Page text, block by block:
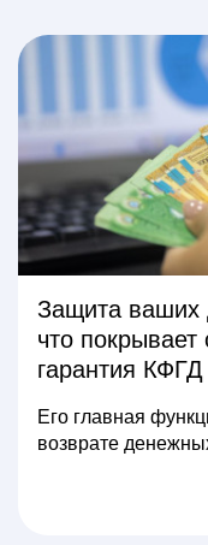
Защита ваших
что
гарантия КФГД
Его главная
возврате